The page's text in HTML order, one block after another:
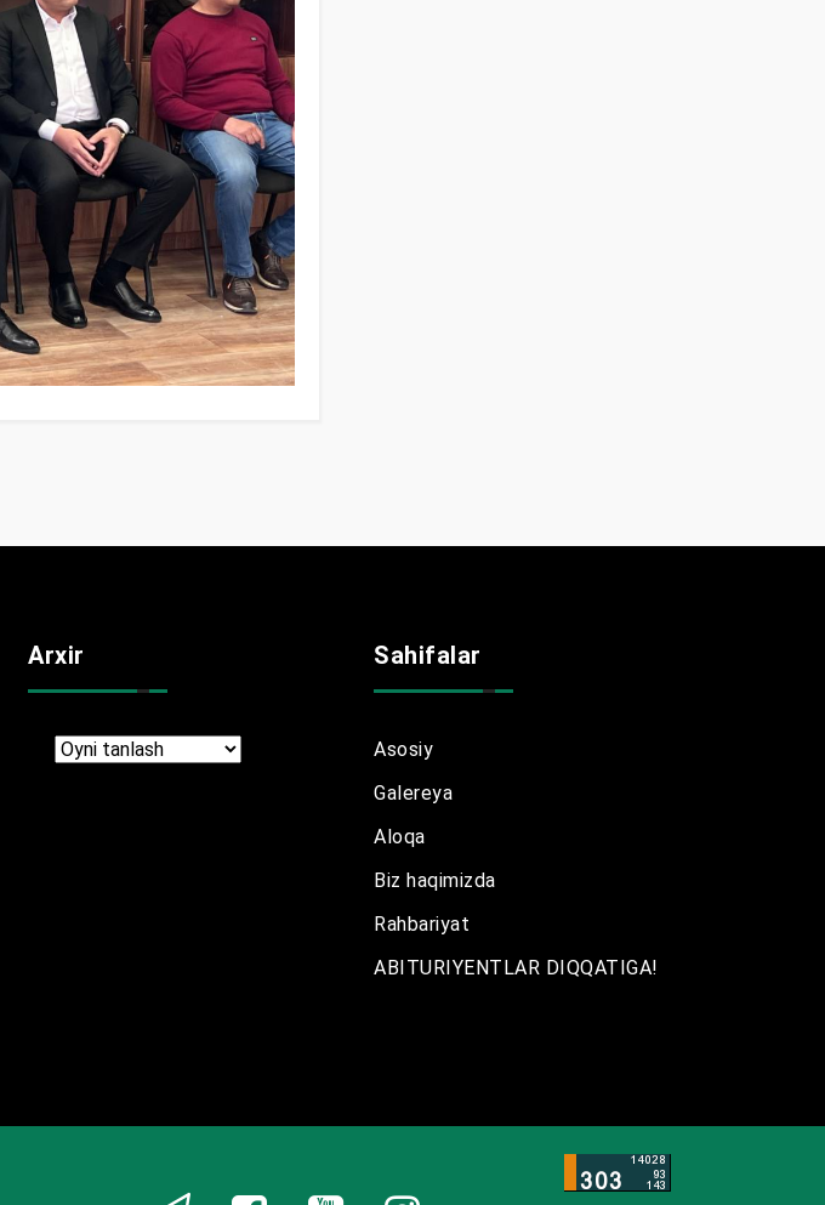
Arxir
Arxir
Sahifalar
Asosiy
Galereya
Aloqa
Biz haqimizda
Rahbariyat
ABITURIYENTLAR DIQQATIGA!